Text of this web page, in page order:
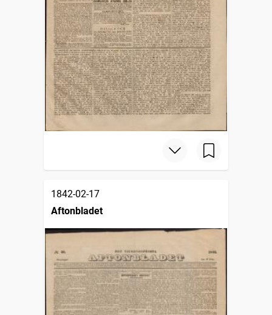
1842-02-17
Aftonbladet